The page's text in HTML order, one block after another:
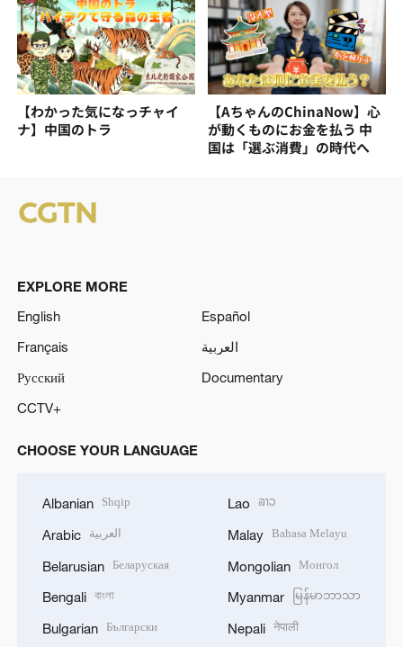
【わかった気になっチャイ
ナ】中国のトラ
【AちゃんのChinaNow】心
が動くものにお金を払う 中
国は「選ぶ消費」の時代へ
EXPLORE MORE
English
Español
Français
العربية
Русский
Documentary
CCTV+
CHOOSE YOUR LANGUAGE
Albanian Shqip
Arabic العربية
Belarusian Беларуская
Bengali বাংলা
Bulgarian Български
Lao ລາວ
Malay Bahasa Melayu
Mongolian Монгол
Myanmar မြန်မာဘာသာ
Nepali नेपाली